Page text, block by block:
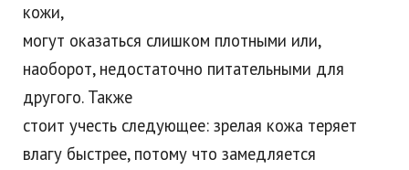
кожи,
могут оказаться слишком плотными или,
наоборот, недостаточно питательными для
другого. Также
стоит учесть следующее: зрелая кожа теряет
влагу быстрее, потому что замедляется